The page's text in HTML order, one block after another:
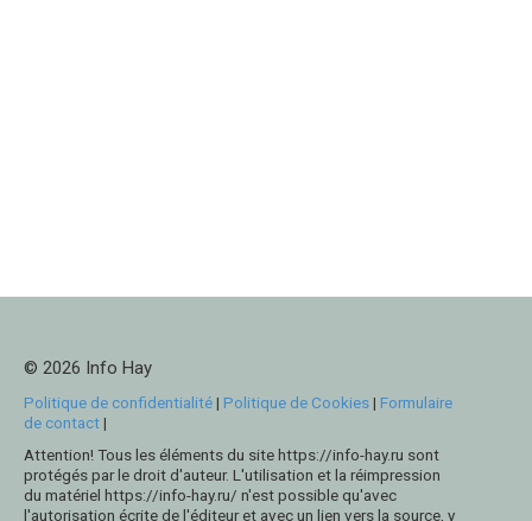
© 2026 Info Hay
Politique de confidentialité| Politique de Cookies| Formulaire
de contact|
Attention! Tous les éléments du site https://info-hay.ru sont
protégés par le droit d'auteur. L'utilisation et la réimpression
du matériel https://info-hay.ru/ n'est possible qu'avec
l'autorisation écrite de l'éditeur et avec un lien vers la source, y